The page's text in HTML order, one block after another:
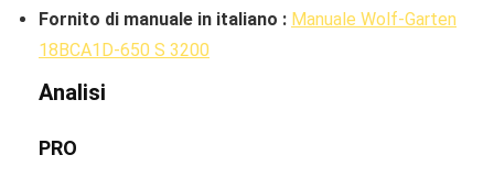
Fornito di manuale in italiano : Manuale Wolf-Garten
18BCA1D-650 S 3200
Analisi
PRO